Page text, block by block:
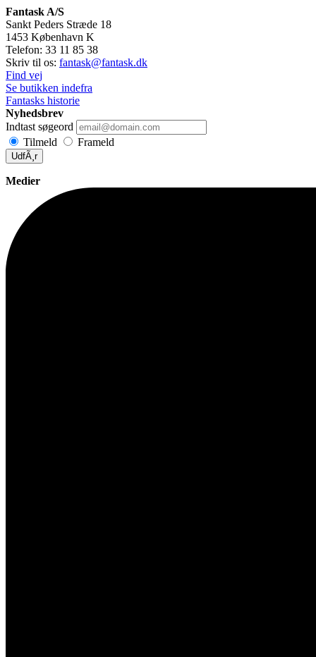
Fantask A/S
Sankt Peders Stræde 18
1453 København K
Telefon: 33 11 85 38
Skriv til os: fantask@fantask.dk
Find vej
Se butikken indefra
Fantasks historie
Nyhedsbrev
Indtast søgeord
Tilmeld
Frameld
UdfÃ¸r
Medier